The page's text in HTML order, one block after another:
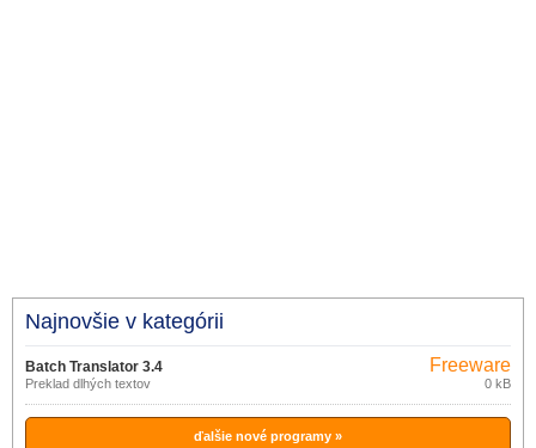
Najnovšie v kategórii
Batch Translator 3.4
Preklad dlhých textov
Freeware
(pro
nekomerční
účely)
0 kB
ďalšie nové programy »